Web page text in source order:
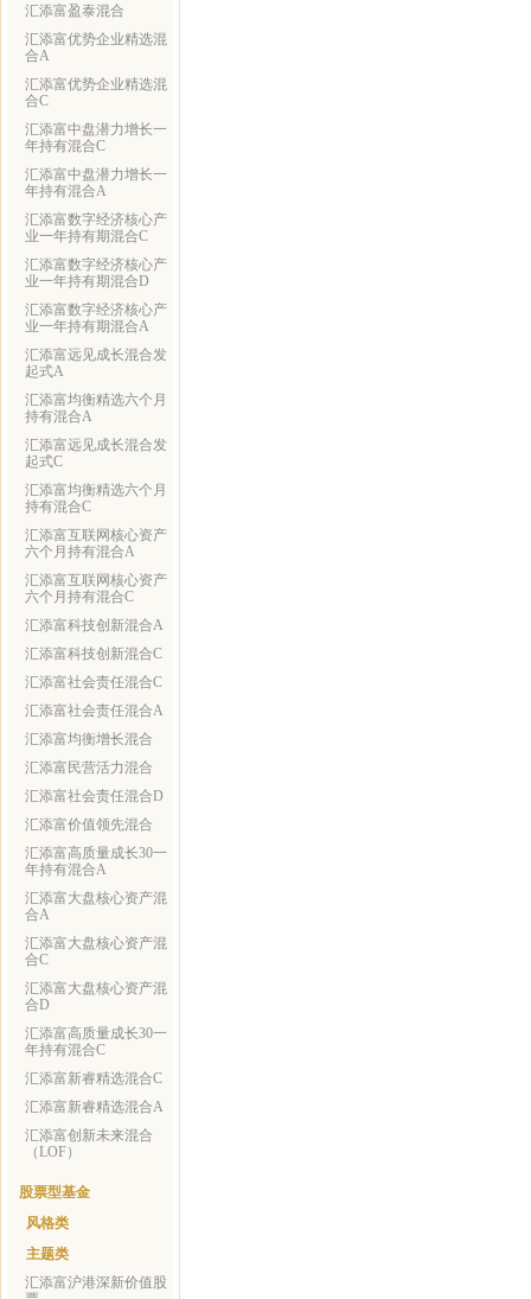
汇添富盈泰混合
汇添富优势企业精选混
合A
汇添富优势企业精选混
合C
汇添富中盘潜力增长一
年持有混合C
汇添富中盘潜力增长一
年持有混合A
汇添富数字经济核心产
业一年持有期混合C
汇添富数字经济核心产
业一年持有期混合D
汇添富数字经济核心产
业一年持有期混合A
汇添富远见成长混合发
起式A
汇添富均衡精选六个月
持有混合A
汇添富远见成长混合发
起式C
汇添富均衡精选六个月
持有混合C
汇添富互联网核心资产
六个月持有混合A
汇添富互联网核心资产
六个月持有混合C
汇添富科技创新混合A
汇添富科技创新混合C
汇添富社会责任混合C
汇添富社会责任混合A
汇添富均衡增长混合
汇添富民营活力混合
汇添富社会责任混合D
汇添富价值领先混合
汇添富高质量成长30一
年持有混合A
汇添富大盘核心资产混
合A
汇添富大盘核心资产混
合C
汇添富大盘核心资产混
合D
汇添富高质量成长30一
年持有混合C
汇添富新睿精选混合C
汇添富新睿精选混合A
汇添富创新未来混合
（LOF）
股票型基金
风格类
主题类
汇添富沪港深新价值股